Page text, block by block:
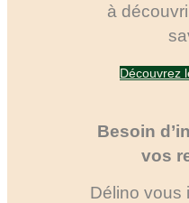
à
Découvrez
Besoin
vos
Délino vous